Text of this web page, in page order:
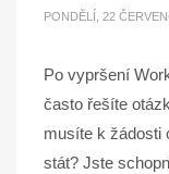
PONDĚLÍ, 22
Po vypršení
často řešíte
musíte k žádosti
stát? Jste